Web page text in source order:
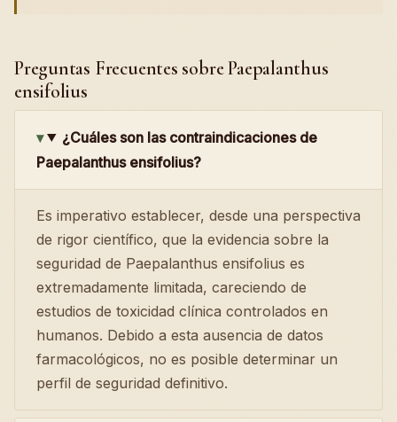
Preguntas Frecuentes sobre Paepalanthus
ensifolius
¿Cuáles son las contraindicaciones de
Paepalanthus ensifolius?
Es imperativo establecer, desde una perspectiva
de rigor científico, que la evidencia sobre la
seguridad de Paepalanthus ensifolius es
extremadamente limitada, careciendo de
estudios de toxicidad clínica controlados en
humanos. Debido a esta ausencia de datos
farmacológicos, no es posible determinar un
perfil de seguridad definitivo.